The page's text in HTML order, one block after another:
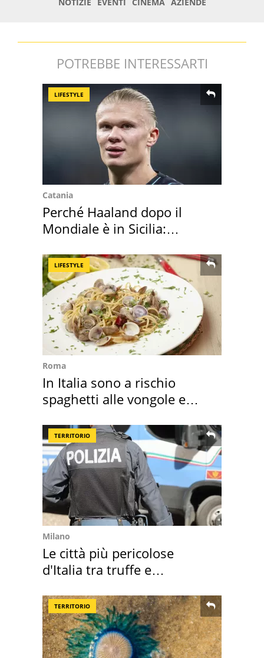
POTREBBE INTERESSARTI
LIFESTYLE
Catania
Perché Haaland dopo il
Mondiale è in Sicilia:
LIFESTYLE
Roma
In Italia sono a rischio
spaghetti alle vongole e
TERRITORIO
Milano
Le città più pericolose
d'Italia tra truffe e
TERRITORIO